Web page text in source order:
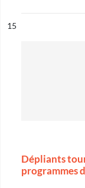
n°
15
Dépliants
programmes